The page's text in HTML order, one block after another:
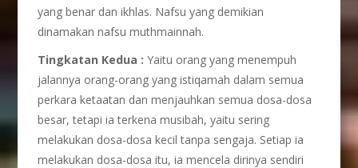
yang benar dan ikhlas. Nafsu yang demikian
dinamakan nafsu muthmainnah.
Tingkatan Kedua : Yaitu orang yang menempuh
jalannya orang-orang yang istiqamah dalam semua
perkara ketaatan dan menjauhkan semua dosa-dosa
besar, tetapi ia terkena musibah, yaitu sering
melakukan dosa-dosa kecil tanpa sengaja. Setiap ia
melakukan dosa-dosa itu, ia mencela dirinya sendiri